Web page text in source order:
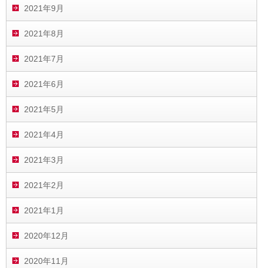
2021年9月
2021年8月
2021年7月
2021年6月
2021年5月
2021年4月
2021年3月
2021年2月
2021年1月
2020年12月
2020年11月